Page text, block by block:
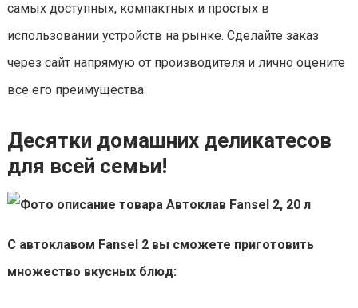
самых доступных, компактных и простых в
использовании устройств на рынке. Сделайте заказ
через сайт напрямую от производителя и лично оцените
все его преимущества.
Десятки домашних деликатесов
для всей семьи!
С автоклавом Fansel 2 вы сможете приготовить
множество вкусных блюд: